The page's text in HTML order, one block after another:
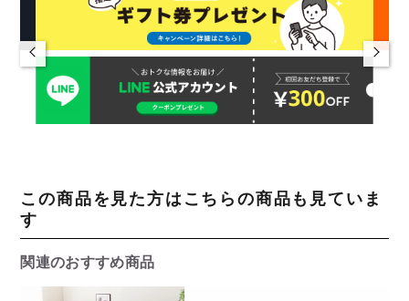
この商品を見た方はこちらの商品も見ていま
す
関連のおすすめ商品